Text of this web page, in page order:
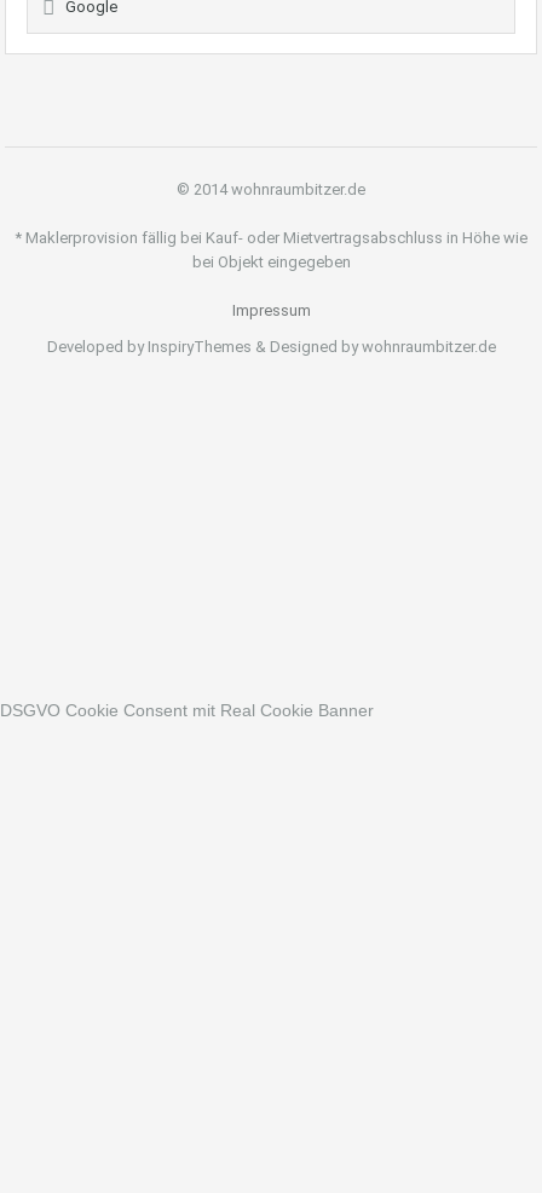
Google
© 2014 wohnraumbitzer.de
* Maklerprovision fällig bei Kauf- oder Mietvertragsabschluss in Höhe wie
bei Objekt eingegeben
Impressum
Developed by InspiryThemes & Designed by wohnraumbitzer.de
DSGVO Cookie Consent mit Real Cookie Banner